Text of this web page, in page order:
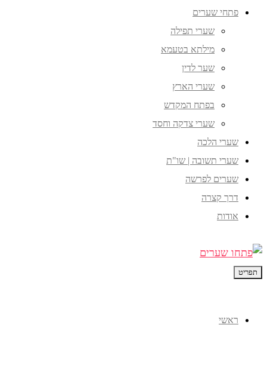
פתחי שערים
שערי תפילה
מילתא בטעמא
שער לדין
שערי הארץ
בפתח המקדש
שערי צדקה וחסד
שערי הלכה
שערי תשובה | שו"ת
שערים לפרשה
דרך קצרה
אודות
תפריט
ראשי